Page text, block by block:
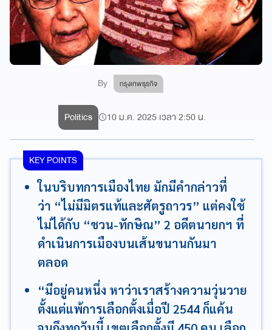
By กรุงเทพธุรกิจ
Politics 10 ม.ค. 2025 เวลา 2:50 น.
KEY POINTS
ในบริบทการเมืองไทย มักมีคำกล่าวที่
ว่า “ไม่มีมิตรแท้และศัตรูถาวร” แต่คงใช้
ไม่ได้กับ “ชวน-ทักษิณ” 2 อดีตนายกฯ ที่
ดำเนินการเมืองบนเส้นขนานกันมา
ตลอด
“มีอยู่คนหนึ่ง หาว่าเราสร้างความวุ่นวาย
ตั้งแต่แพ้การเลือกตั้งเมื่อปี 2544 ก็แค้น